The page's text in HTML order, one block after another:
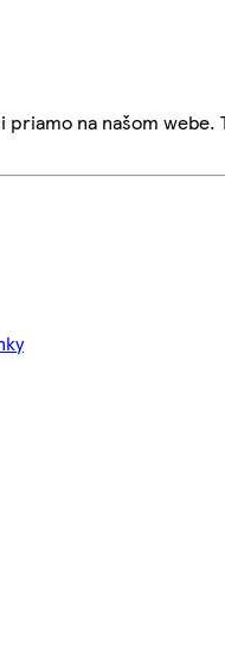
priamo na našom